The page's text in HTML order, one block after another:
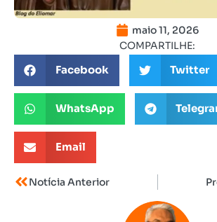
maio 11, 2026
COMPARTILHE:
Facebook Twitter
WhatsApp
Email
Notícia Anterior